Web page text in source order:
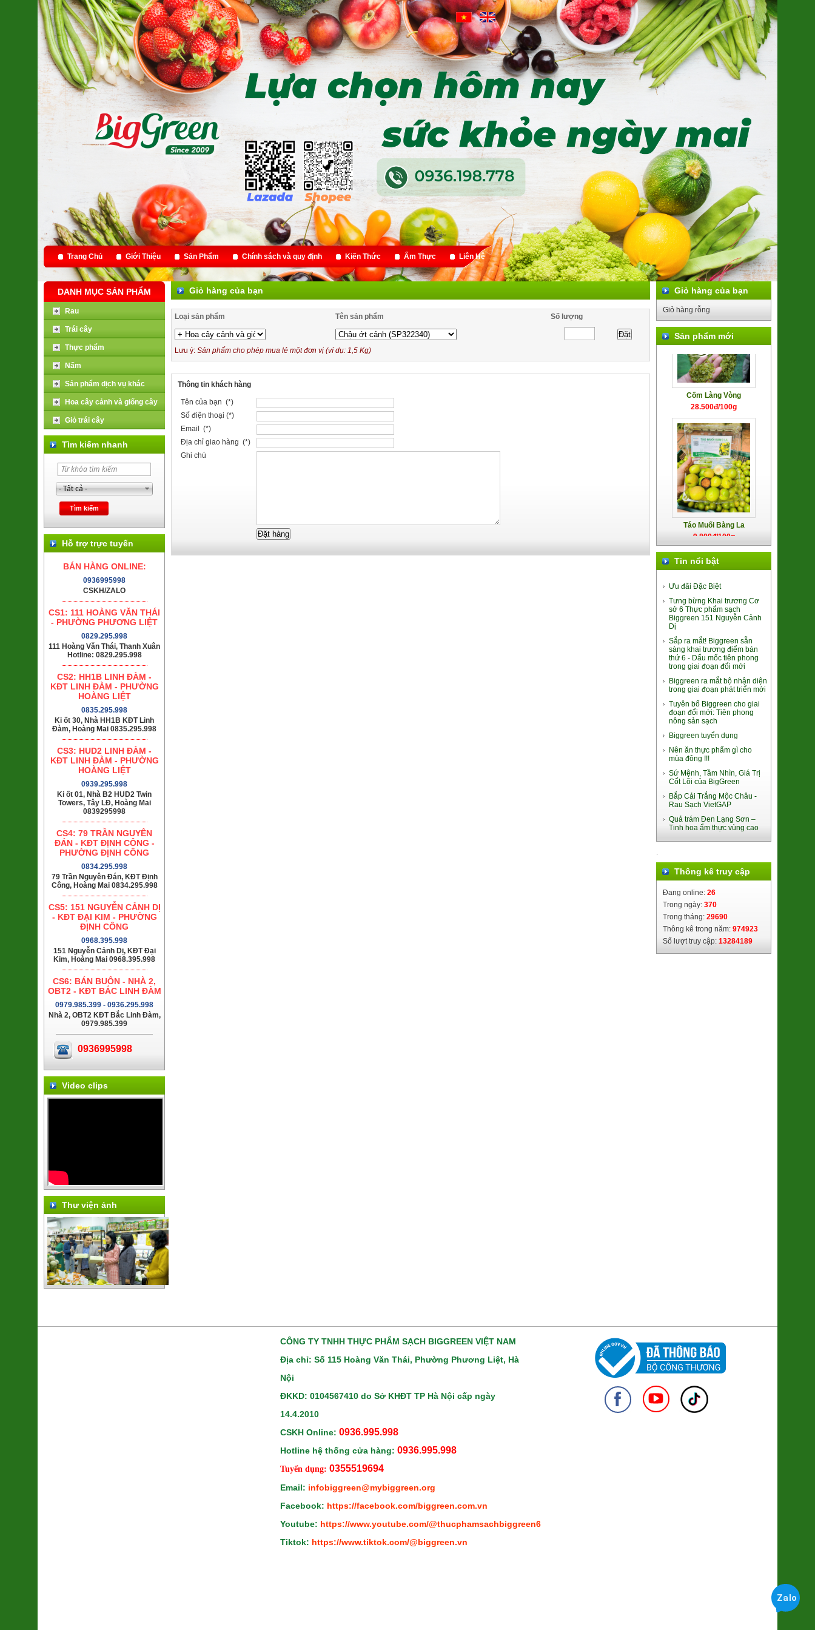
Trang Chủ Giới Thiệu Sản Phẩm Chính sách và quy định Kiến Thức Ẩm Thực Liên Hệ
DANH MỤC SẢN PHẨM
Rau
Trái cây
Thực phẩm
Nấm
Sản phẩm dịch vụ khác
Hoa cây cảnh và giống cây
Giỏ trái cây
Tìm kiếm nhanh
Hỗ trợ trực tuyến
BÁN HÀNG ONLINE:
0936995998
CSKH/ZALO
CS1: 111 HOÀNG VĂN THÁI
- PHƯỜNG PHƯƠNG LIỆT
0829.295.998
111 Hoàng Văn Thái, Thanh Xuân
Hotline: 0829.295.998
CS2: HH1B LINH ĐÀM -
KĐT LINH ĐÀM - PHƯỜNG
HOÀNG LIỆT
0835.295.998
Ki ốt 30, Nhà HH1B KĐT Linh
Đàm, Hoàng Mai 0835.295.998
CS3: HUD2 LINH ĐÀM -
KĐT LINH ĐÀM - PHƯỜNG
HOÀNG LIỆT
0939.295.998
Ki ốt 01, Nhà B2 HUD2 Twin
Towers, Tây LĐ, Hoàng Mai
0839295998
CS4: 79 TRẦN NGUYÊN
ĐÁN - KĐT ĐỊNH CÔNG -
PHƯỜNG ĐỊNH CÔNG
0834.295.998
79 Trần Nguyên Đán, KĐT Định
Công, Hoàng Mai 0834.295.998
CS5: 151 NGUYỄN CẢNH DỊ
- KĐT ĐẠI KIM - PHƯỜNG
ĐỊNH CÔNG
0968.395.998
151 Nguyễn Cảnh Dị, KĐT Đại
Kim, Hoàng Mai 0968.395.998
CS6: BÁN BUÔN - NHÀ 2,
OBT2 - KĐT BẮC LINH ĐÀM
0979.985.399 - 0936.295.998
Nhà 2, OBT2 KĐT Bắc Linh Đàm,
0979.985.399
0936995998
Video clips
Thư viện ảnh
Giỏ hàng của bạn
Loại sản phẩm Tên sản phẩm Số lượng
Lưu ý: Sản phẩm cho phép mua lẻ một đơn vị (ví dụ: 1,5 Kg)
Thông tin khách hàng
Tên của bạn (*)
Số điện thoại (*)
Email (*)
Địa chỉ giao hàng (*)
Ghi chú
Giỏ hàng của bạn
Giỏ hàng rỗng
Sản phẩm mới
Long Nhãn ôm Sen Vinagri
155.000đ/Hộp
Cốm Làng Vòng
28.500đ/100g
Táo Muối Bàng La
9.800đ/100g
Khoai Lang Mật Đà Lạt Xuất khẩu
(SP001318)
Trứng gà Thảo dược Hùng Mười
56.000đ/Hộp 10 quả
94.000đ/Cái
Tin nổi bật
Ưu đãi Đặc Biệt
Tưng bừng Khai trương Cơ
sở 6 Thực phẩm sạch
Biggreen 151 Nguyễn Cảnh
Dị
Sắp ra mắt! Biggreen sẵn
sàng khai trương điểm bán
thứ 6 - Dấu mốc tiên phong
trong giai đoạn đổi mới
Biggreen ra mắt bộ nhận diện
trong giai đoạn phát triển mới
Tuyên bố Biggreen cho giai
đoạn đổi mới: Tiên phong
nông sản sạch
Biggreen tuyển dụng
Nên ăn thực phẩm gì cho
mùa đông !!!
Sứ Mệnh, Tầm Nhìn, Giá Trị
Cốt Lõi của BigGreen
Bắp Cải Trắng Mộc Châu -
Rau Sạch VietGAP
Quả trám Đen Lạng Sơn –
Tinh hoa ẩm thực vùng cao
.
Thông kê truy cập
Đang online: 26
Trong ngày: 370
Trong tháng: 29690
Thông kê trong năm: 974923
Số lượt truy cập: 13284189
CÔNG TY TNHH THỰC PHẨM SẠCH BIGGREEN VIỆT NAM
Địa chỉ: Số 115 Hoàng Văn Thái, Phường Phương Liệt, Hà
Nội
ĐKKD: 0104567410 do Sở KHĐT TP Hà Nội cấp ngày
14.4.2010
CSKH Online: 0936.995.998
Hotline hệ thống cửa hàng: 0936.995.998
Tuyển dụng: 0355519694
Email: infobiggreen@mybiggreen.org
Facebook: https://facebook.com/biggreen.com.vn
Youtube: https://www.youtube.com/@thucphamsachbiggreen6950
Tiktok: https://www.tiktok.com/@biggreen.vn